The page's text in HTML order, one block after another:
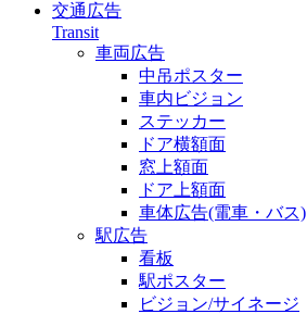
交通広告
Transit
車両広告
中吊ポスター
車内ビジョン
ステッカー
ドア横額面
窓上額面
ドア上額面
車体広告(電車・バス)
駅広告
看板
駅ポスター
ビジョン/サイネージ